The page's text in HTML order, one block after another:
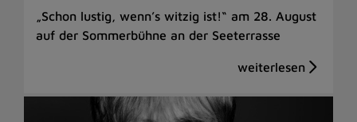
„Schon lustig, wenn’s witzig ist!“ am 28. August
auf der Sommerbühne an der Seeterrasse